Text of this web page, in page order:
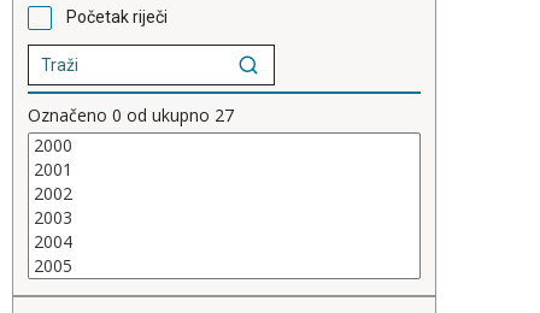
Početak riječi
Označeno 0 od ukupno 27